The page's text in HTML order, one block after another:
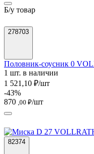
Б/у товар
278703
Половник-соусник 0
1 шт. в наличии
1 521,10 ₽/шт
-43%
870 ,00 ₽/шт
82374